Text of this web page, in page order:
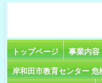
トップページ 事業内容
岸和田市教育センター 危